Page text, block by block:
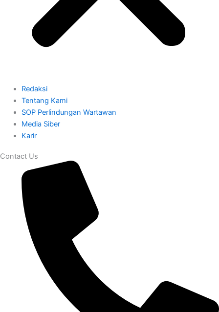
Redaksi
Tentang Kami
SOP Perlindungan Wartawan
Media Siber
Karir
Contact Us